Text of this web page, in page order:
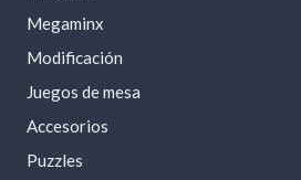
Megaminx
Modificación
Juegos de mesa
Accesorios
Puzzles